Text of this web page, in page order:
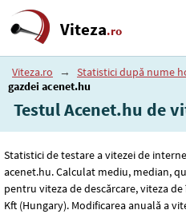
Viteza.ro
Viteza.ro → Statistici după nume
gazdei acenet.hu
Testul Acenet.hu de
Statistici de testare a vitezei de
acenet.hu. Calculat mediu, median,
pentru viteza de descărcare, viteza de
Kft (Hungary). Modificarea anuală a